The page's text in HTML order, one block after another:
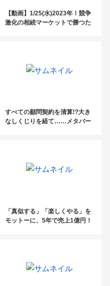
【動画】1/25(水)2023年！競争
激化の相続マーケットで勝つた
すべての顧問契約を清算!?大き
なしくじりを経て……メタバー
「真似する」「楽しくやる」を
モットーに、5年で売上1億円！